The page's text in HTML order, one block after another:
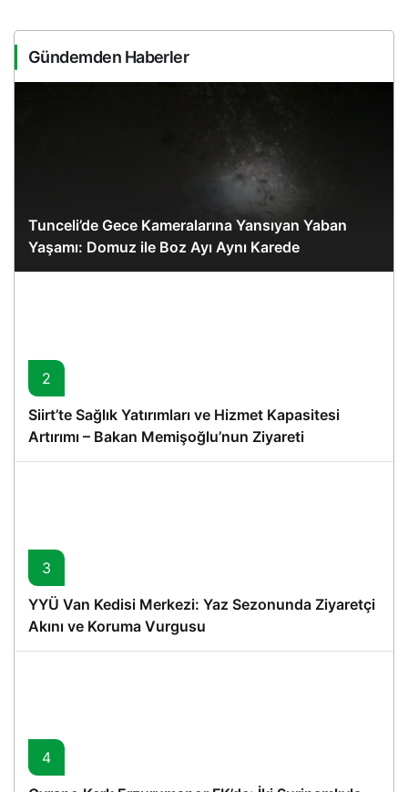
Gündemden Haberler
Tunceli’de Gece Kameralarına Yansıyan Yaban
Yaşamı: Domuz ile Boz Ayı Aynı Karede
2
Siirt’te Sağlık Yatırımları ve Hizmet Kapasitesi
Artırımı – Bakan Memişoğlu’nun Ziyareti
3
YYÜ Van Kedisi Merkezi: Yaz Sezonunda Ziyaretçi
Akını ve Koruma Vurgusu
4